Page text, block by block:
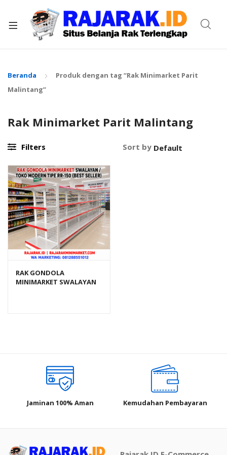
Beranda
Produk dengan tag “Rak Minimarket Parit
Malintang”
Rak Minimarket Parit Malintang
Filters Sort by
RAK GONDOLA
MINIMARKET SWALAYAN
Jaminan 100% Aman Kemudahan Pembayaran